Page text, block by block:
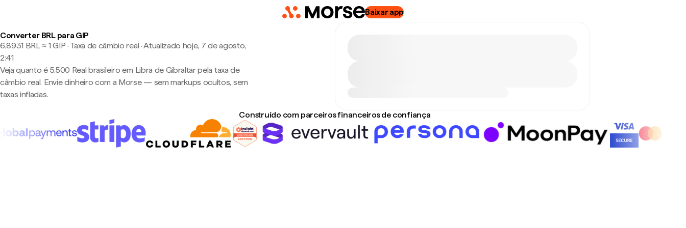
Baixar app
Converter BRL para GIP
6,8931 BRL ≈ 1 GIP · Taxa de câmbio real ·Atualizado hoje, 7 de agosto,
2:41
Veja quanto é 5.500 Real brasileiro em Libra de Gibraltar pela taxa de
câmbio real. Envie dinheiro com a Morse — sem markups ocultos, sem
taxas infladas.
Construído com parceiros financeiros de confiança